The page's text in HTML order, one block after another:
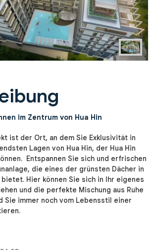
im Zentrum von Hua Hin
ist der Ort, an dem Sie Exklusivität in
Lagen von Hua Hin, der Hua Hin
Entspannen Sie sich und erfrischen
die eines der grünsten Dächer in
Hier können Sie sich in Ihr eigenes
und die perfekte Mischung aus Ruhe
Sie immer noch vom Lebensstil einer